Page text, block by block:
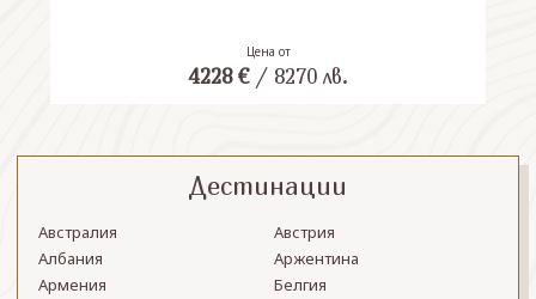
Цена от
4228 €/ 8270 лв.
Дестинации
Австралия
Австрия
Албания
Аржентина
Армения
Белгия